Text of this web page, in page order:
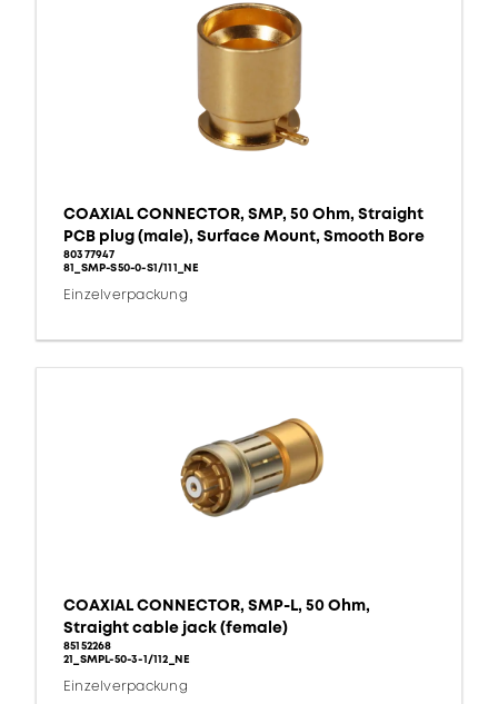
COAXIAL CONNECTOR, SMP, 50 Ohm, Straight
PCB plug (male), Surface Mount, Smooth Bore
80377947
81_SMP-S50-0-S1/111_NE
Einzelverpackung
COAXIAL CONNECTOR, SMP-L, 50 Ohm,
Straight cable jack (female)
85152268
21_SMPL-50-3-1/112_NE
Einzelverpackung